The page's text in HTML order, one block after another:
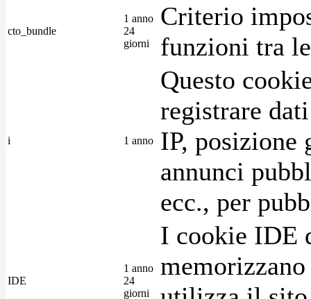
cto_bundle
1 anno
24
giorni
Criterio
funzioni tra
i 1 anno
Questo
registrare
IP, posizione
annunci
ecc., per
IDE
1 anno
24
giorni
I cookie IDE